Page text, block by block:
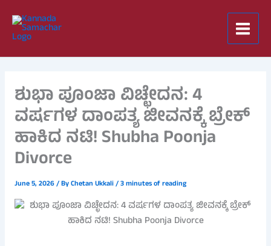
content
ಶುಭಾ ಪೂಂಜಾ ವಿಚ್ಛೇದನ: 4
ವರ್ಷಗಳ ದಾಂಪತ್ಯ ಜೀವನಕ್ಕೆ ಬ್ರೇಕ್
ಹಾಕಿದ ನಟಿ! Shubha Poonja
Divorce
June 5, 2026/ ByChetan Ukkali/3 minutes of reading